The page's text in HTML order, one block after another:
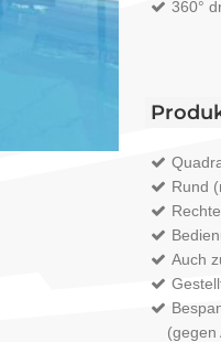
360°
Rund
Auch
(gegen